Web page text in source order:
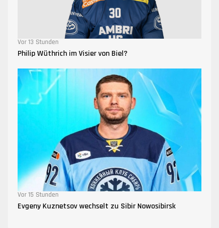
Vor 13 Stunden
Philip Wüthrich im Visier von Biel?
Vor 15 Stunden
Evgeny Kuznetsov wechselt zu Sibir Nowosibirsk